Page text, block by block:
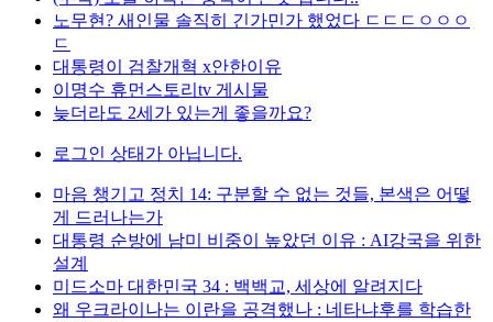
노무현? 새인물 솔직히 긴가민가 했었다 ㄷㄷㄷㅇㅇㅇ
ㄷ
대통령이 검찰개혁 x안한이유
이명수 휴먼스토리tv 게시물
늦더라도 2세가 있는게 좋을까요?
로그인 상태가 아닙니다.
마음 챙기고 정치 14: 구분할 수 없는 것들, 본색은 어떻
게 드러나는가
대통령 순방에 남미 비중이 높았던 이유 : AI강국을 위한
설계
미드소마 대한민국 34 : 백백교, 세상에 알려지다
왜 우크라이나는 이란을 공격했나 : 네타냐후를 학습한